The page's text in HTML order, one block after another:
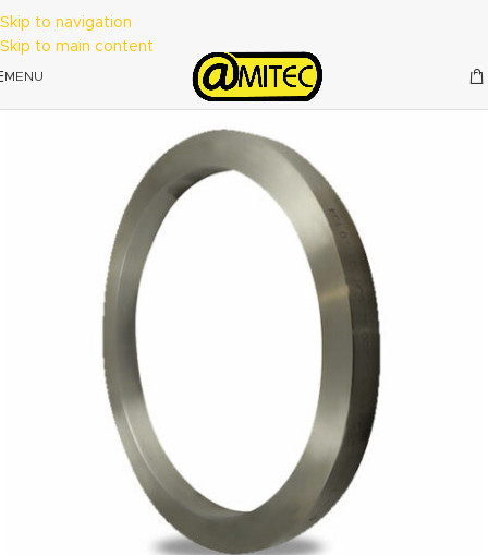
Skip to navigation
Skip to main content
MENU